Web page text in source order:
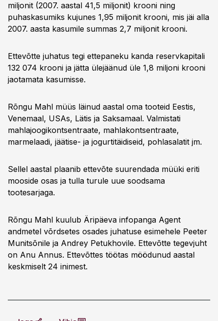
miljonit (2007. aastal 41,5 miljonit) krooni ning
puhaskasumiks kujunes 1,95 miljonit krooni, mis jäi alla
2007. aasta kasumile summas 2,7 miljonit krooni.
Ettevõtte juhatus tegi ettepaneku kanda reservkapitali
132 074 krooni ja jätta ülejäänud üle 1,8 miljoni krooni
jaotamata kasumisse.
Rõngu Mahl müüs läinud aastal oma tooteid Eestis,
Venemaal, USAs, Lätis ja Saksamaal. Valmistati
mahlajoogikontsentraate, mahlakontsentraate,
marmelaadi, jäätise- ja jogurtitäidiseid, pohlasalatit jm.
Sellel aastal plaanib ettevõte suurendada müüki eriti
mooside osas ja tulla turule uue soodsama
tootesarjaga.
Rõngu Mahl kuulub Äripäeva infopanga Agent
andmetel võrdsetes osades juhatuse esimehele Peeter
Munitsõnile ja Andrey Petukhovile. Ettevõtte tegevjuht
on Anu Annus. Ettevõttes töötas möödunud aastal
keskmiselt 24 inimest.